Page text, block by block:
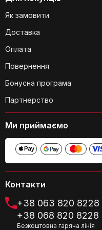
Чи є станція
Яка висота
регулювати?
Контакти
+38 063 820 8228
+38 068 820 8228
Безкоштовна гаряча лінія
Як замовити
Доставка
Оплата
Повернення
Бонусна програма
Партнерство
Ми приймаємо